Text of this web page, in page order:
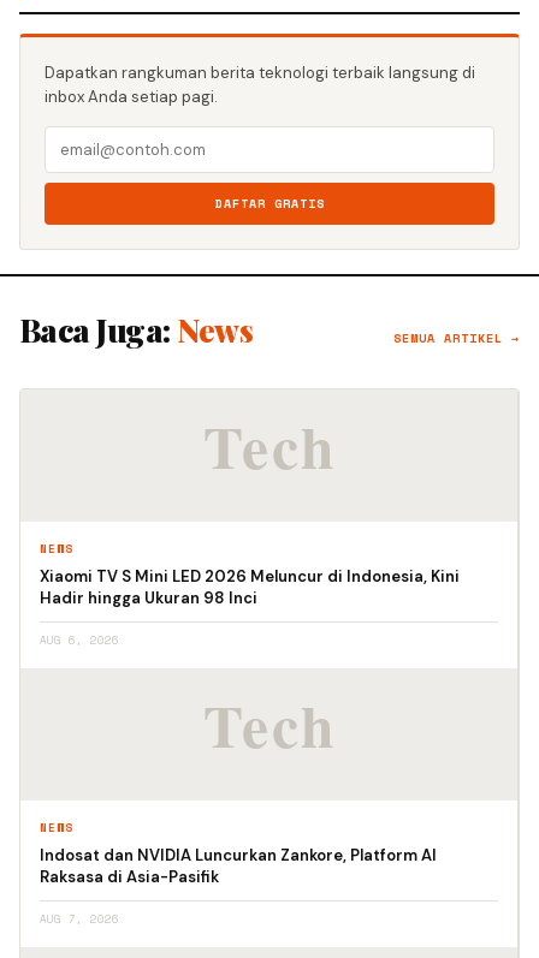
Dapatkan rangkuman berita teknologi terbaik langsung di
inbox Anda setiap pagi.
DAFTAR GRATIS
Baca Juga: News SEMUA ARTIKEL →
NEWS
Xiaomi TV S Mini LED 2026 Meluncur di Indonesia, Kini
Hadir hingga Ukuran 98 Inci
AUG 6, 2026
NEWS
Indosat dan NVIDIA Luncurkan Zankore, Platform AI
Raksasa di Asia-Pasifik
AUG 7, 2026